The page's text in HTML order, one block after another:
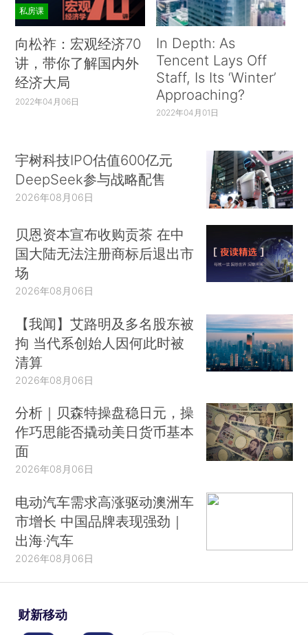
私房课
向松祚：宏观经济70
讲，带你了解国内外
经济大局
2022年04月06日
In Depth: As
Tencent Lays Off
Staff, Is Its ‘Winter’
Approaching?
2022年04月01日
宇树科技IPO估值600亿元
DeepSeek参与战略配售
2026年08月06日
贝恩资本宣布收购贡茶 在中
国大陆无法注册商标后退出市
场
2026年08月06日
【我闻】艾路明及多名股东被
拘 当代系创始人因何此时被
清算
2026年08月06日
分析｜贝森特操盘稳日元，操
作巧思能否撬动美日货币基本
面
2026年08月06日
电动汽车需求高涨驱动澳洲车
市增长 中国品牌表现强劲｜
出海·汽车
2026年08月06日
财新移动